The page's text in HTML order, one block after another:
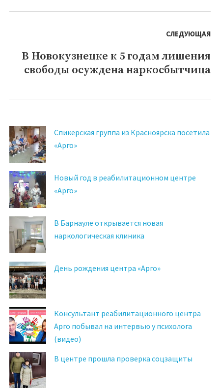
СЛЕДУЮЩАЯ
Следующая
запись:
В Новокузнецке к 5 годам лишения
свободы осуждена наркосбытчица
Спикерская группа из Красноярска посетила
«Арго»
Новый год в реабилитационном центре
«Арго»
В Барнауле открывается новая
наркологическая клиника
День рождения центра «Арго»
Консультант реабилитационного центра
Арго побывал на интервью у психолога
(видео)
В центре прошла проверка соцзащиты